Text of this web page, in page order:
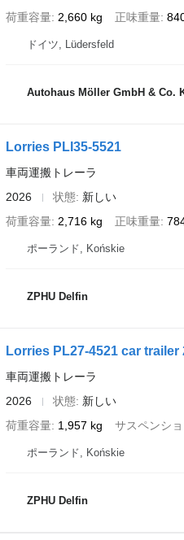
荷重容量 2,660 kg 正味重量
ドイツ, Lüdersfeld
Autohaus Möller GmbH & Co.
Lorries PLI35-5521
車両運搬トレーラ
2026
状態 新しい
荷重容量 2,716 kg 正味重量
ポーランド, Końskie
ZPHU Delfin
Lorries PL27-4521 car
車両運搬トレーラ
2026
状態 新しい
荷重容量 1,957 kg サスペンシ
ポーランド, Końskie
ZPHU Delfin